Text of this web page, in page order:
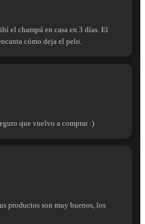
el champú en casa en 3 días. El
cómo deja el pelo.
que vuelvo a comprar :)
productos son muy buenos, los